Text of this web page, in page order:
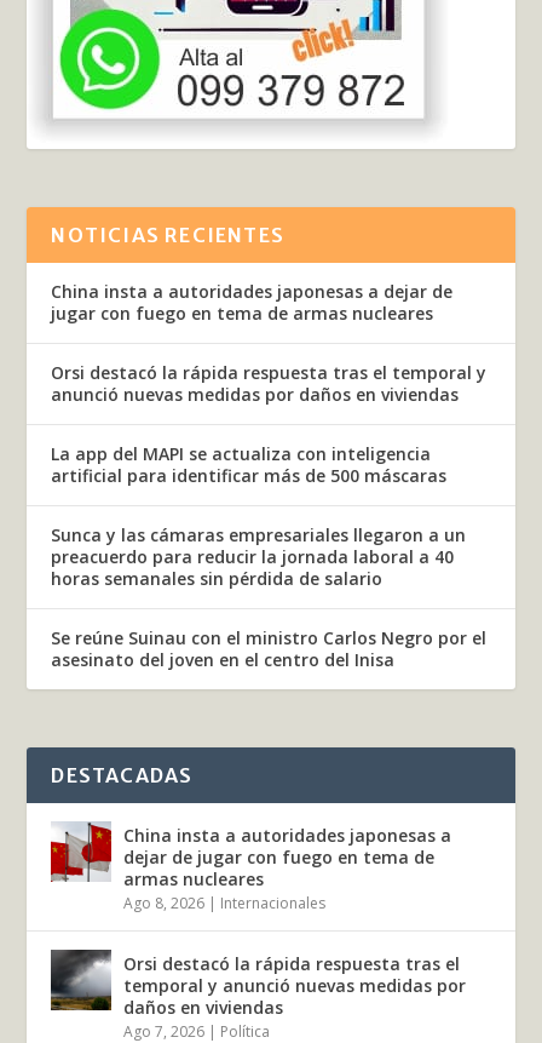
NOTICIAS RECIENTES
China insta a autoridades japonesas a dejar de
jugar con fuego en tema de armas nucleares
Orsi destacó la rápida respuesta tras el temporal y
anunció nuevas medidas por daños en viviendas
La app del MAPI se actualiza con inteligencia
artificial para identificar más de 500 máscaras
Sunca y las cámaras empresariales llegaron a un
preacuerdo para reducir la jornada laboral a 40
horas semanales sin pérdida de salario
Se reúne Suinau con el ministro Carlos Negro por el
asesinato del joven en el centro del Inisa
DESTACADAS
China insta a autoridades japonesas a
dejar de jugar con fuego en tema de
armas nucleares
Ago 8, 2026 | Internacionales
Orsi destacó la rápida respuesta tras el
temporal y anunció nuevas medidas por
daños en viviendas
Ago 7, 2026 | Política